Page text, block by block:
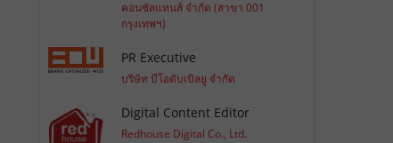
คอนซัลแทนส์ จำกัด (สาขา 001
กรุงเทพฯ)
PR Executive
บริษัท บีโอดับเบิลยู จำกัด
Digital Content Editor
Redhouse Digital Co., Ltd.